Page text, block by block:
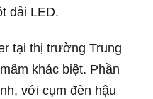
dải LED.
tại thị trường Trung
khác biệt. Phần
với cụm đèn hậu